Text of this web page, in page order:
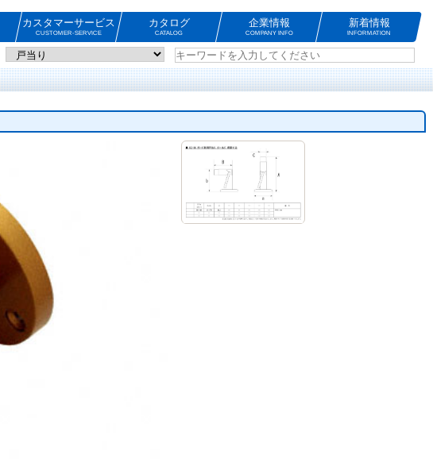
カスタマーサービス
CUSTOMER-SERVICE
カタログ
CATALOG
企業情報
COMPANY INFO
新着情報
INFORMATION